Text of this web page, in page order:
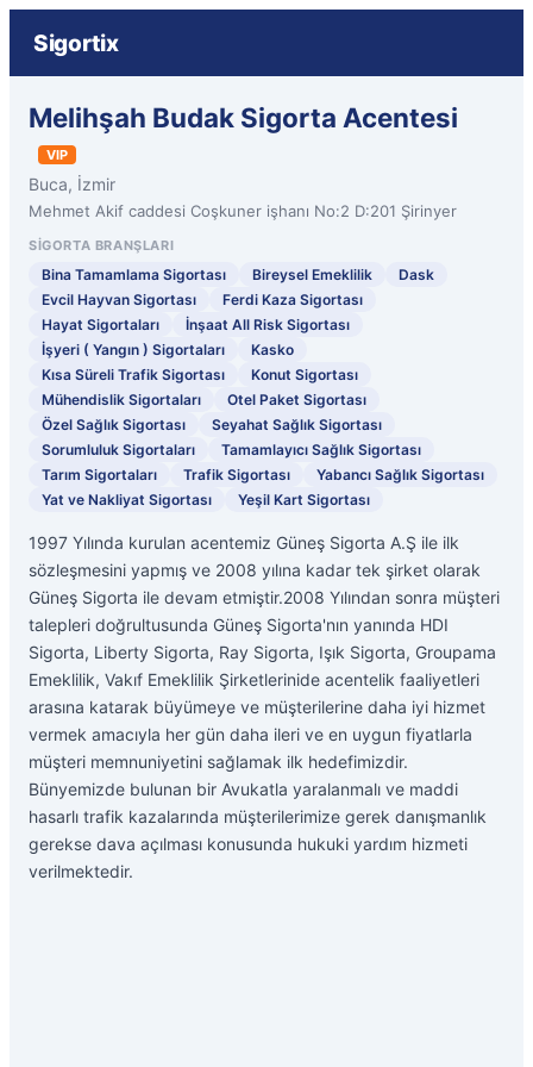
Sigortix
Melihşah Budak Sigorta Acentesi
VIP
Buca, İzmir
Mehmet Akif caddesi Coşkuner işhanı No:2 D:201 Şirinyer
SIGORTA BRANŞLARI
Bina Tamamlama Sigortası Bireysel Emeklilik
Dask
Evcil Hayvan Sigortası
Ferdi Kaza Sigortası
Hayat Sigortaları
İnşaat All Risk Sigortası
İşyeri ( Yangın ) Sigortaları
Kasko
Kısa Süreli Trafik Sigortası
Konut Sigortası
Mühendislik Sigortaları
Otel Paket Sigortası
Özel Sağlık Sigortası
Seyahat Sağlık Sigortası
Sorumluluk Sigortaları
Tamamlayıcı Sağlık Sigortası
Tarım Sigortaları
Trafik Sigortası
Yabancı Sağlık Sigortası
Yat ve Nakliyat Sigortası
Yeşil Kart Sigortası
1997 Yılında kurulan acentemiz Güneş Sigorta A.Ş ile ilk
sözleşmesini yapmış ve 2008 yılına kadar tek şirket olarak
Güneş Sigorta ile devam etmiştir.2008 Yılından sonra müşteri
talepleri doğrultusunda Güneş Sigorta'nın yanında HDI
Sigorta, Liberty Sigorta, Ray Sigorta, Işık Sigorta, Groupama
Emeklilik, Vakıf Emeklilik Şirketlerinide acentelik faaliyetleri
arasına katarak büyümeye ve müşterilerine daha iyi hizmet
vermek amacıyla her gün daha ileri ve en uygun fiyatlarla
müşteri memnuniyetini sağlamak ilk hedefimizdir.
Bünyemizde bulunan bir Avukatla yaralanmalı ve maddi
hasarlı trafik kazalarında müşterilerimize gerek danışmanlık
gerekse dava açılması konusunda hukuki yardım hizmeti
verilmektedir.